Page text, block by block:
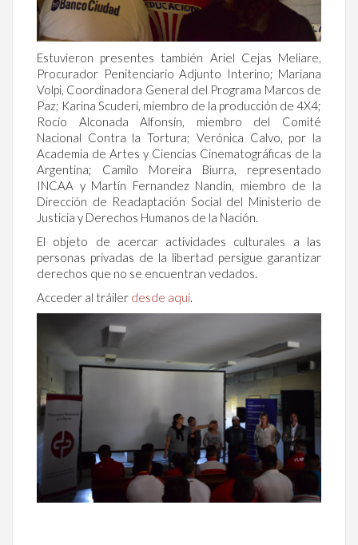
Estuvieron presentes también Ariel Cejas Meliare,
Procurador Penitenciario Adjunto Interino; Mariana
Volpi, Coordinadora General del Programa Marcos de
Paz; Karina Scuderi, miembro de la producción de 4X4;
Rocío Alconada Alfonsín, miembro del Comité
Nacional Contra la Tortura; Verónica Calvo, por la
Academia de Artes y Ciencias Cinematográficas de la
Argentina; Camilo Moreira Biurra , representado
INCAA y Martín Fernandez Nandin, miembro de la
Dirección de Readaptación Social del Ministerio de
Justicia y Derechos Humanos de la Nación.
El objeto de acercar actividades culturales a las
personas privadas de la libertad persigue garantizar
derechos que no se encuentran vedados.
Acceder al tráiler desde aquí